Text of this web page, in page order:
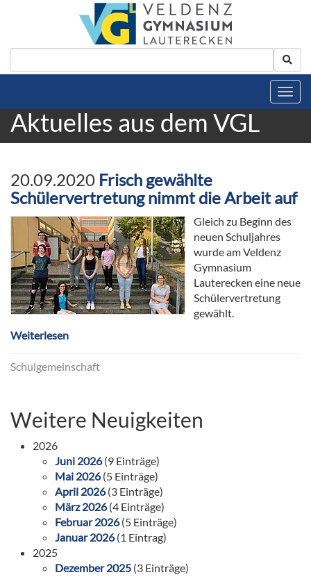
Aktuelles aus dem VGL
20.09.2020 Frisch gewählte
Schülervertretung nimmt die Arbeit auf
Gleich zu Beginn des
neuen Schuljahres
wurde am Veldenz
Gymnasium
Lauterecken eine neue
Schülervertretung
gewählt.
Weiterlesen
Schulgemeinschaft
Weitere Neuigkeiten
2026
Juni 2026(9 Einträge)
Mai 2026(5 Einträge)
April 2026(3 Einträge)
März 2026(4 Einträge)
Februar 2026(5 Einträge)
Januar 2026(1 Eintrag)
2025
Dezember 2025 (3 Einträge)